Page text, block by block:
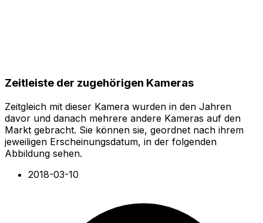
Zeitleiste der zugehörigen Kameras
Zeitgleich mit dieser Kamera wurden in den Jahren
davor und danach mehrere andere Kameras auf den
Markt gebracht. Sie können sie, geordnet nach ihrem
jeweiligen Erscheinungsdatum, in der folgenden
Abbildung sehen.
2018-03-10